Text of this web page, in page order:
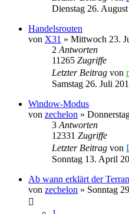
Dienstag 26.
Handelsrouten
von X31 » Mittwoch 23.
2 Antworten
11265 Zugriffe
Letzter Beitrag von
Samstag 26. Juli
Window-Modus
von zechelon »
3 Antworten
12331 Zugriffe
Letzter Beitrag von
Sonntag 13. April
Ab wann erklärt der
von zechelon » Sonntag